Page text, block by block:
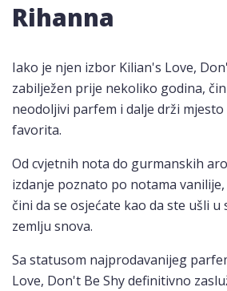
Rihanna
Iako je njen izbor Kilian's Love,
zabilježen prije nekoliko godina,
neodoljivi parfem i dalje drži
favorita.
Od cvjetnih nota do gurmanskih
izdanje poznato po notama
čini da se osjećate kao da ste ušli
zemlju snova.
Sa statusom najprodavanijeg
Love, Don't Be Shy definitivno